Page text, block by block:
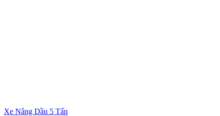
Xe Nâng Dầu 5 Tấn